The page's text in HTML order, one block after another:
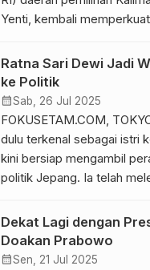
Yenti, kembali
sosialisasi empat pilar
Teluk Bayur, Kabupaten
Ratna Sari Dewi Jadi
ke Politik
calendar_monthSab, 26 Jul 2025
FOKUSETAM.COM,
dulu terkenal sebagai istri
kini bersiap mengambil
politik Jepang. Ia telah
negara Jepang demi
Heiwa 12.
Dekat Lagi dengan
Doakan Prabowo
calendar_monthSen, 21 Jul 2025